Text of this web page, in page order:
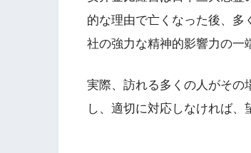
的な理由で亡くなった後、多
社の強力な精神的影響力の一
実際、訪れる多くの人がその
し、適切に対応しなければ、